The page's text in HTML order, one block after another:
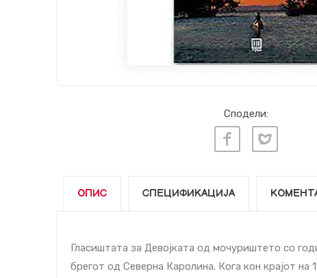
Сподели:
ОПИС СПЕЦИФИКАЦИЈА
Гласиштата за Девојката од мочуриштето со
брегот од Северна Каролина. Кога кон крајот на